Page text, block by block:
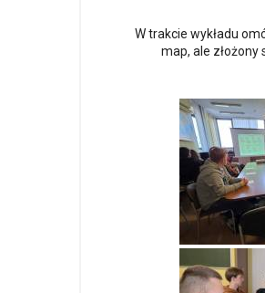
W trakcie wykładu
map, ale